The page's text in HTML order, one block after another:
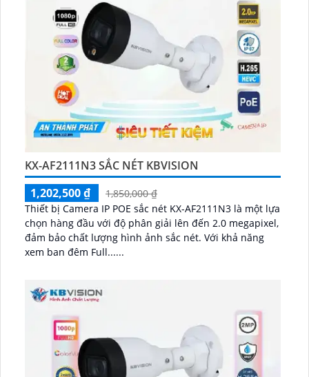
KX-AF2111N3 SẮC NÉT KBVISION
1,202,500 ₫
1,850,000 ₫
Thiết bị Camera IP POE sắc nét KX-AF2111N3 là một lựa
chọn hàng đầu với độ phân giải lên đến 2.0 megapixel,
đảm bảo chất lượng hình ảnh sắc nét. Với khả năng
xem ban đêm Full......